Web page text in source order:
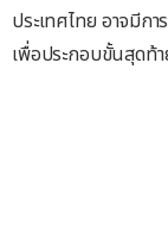
ประเทศไทย อาจมีก
เพื่อประกอบขั้นสุดท้า